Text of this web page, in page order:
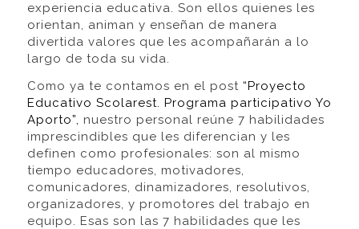
experiencia educativa. Son ellos quienes les
orientan, animan y enseñan de manera
divertida valores que les acompañarán a lo
largo de toda su vida.
Como ya te contamos en el post “Proyecto
Educativo Scolarest. Programa participativo Yo
Aporto”, nuestro personal reúne 7 habilidades
imprescindibles que les diferencian y les
definen como profesionales: son al mismo
tiempo educadores, motivadores,
comunicadores, dinamizadores, resolutivos,
organizadores, y promotores del trabajo en
equipo. Esas son las 7 habilidades que les